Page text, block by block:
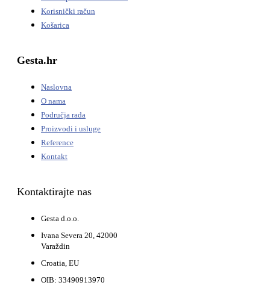
Korisnički račun
Košarica
Gesta.hr
Naslovna
O nama
Područja rada
Proizvodi i usluge
Reference
Kontakt
Kontaktirajte nas
Gesta d.o.o.
Ivana Severa 20, 42000
Varaždin
Croatia, EU
OIB: 33490913970